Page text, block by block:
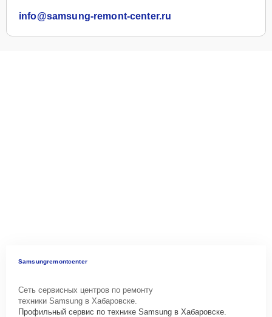
info@samsung-remont-center.ru
Samsungremontcenter
Сеть сервисных центров по ремонту
техники Samsung в Хабаровске.
Профильный сервис по технике Samsung в Хабаровске.